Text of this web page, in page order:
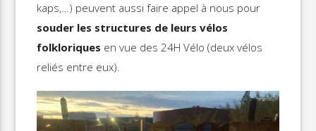
kaps,…) peuvent aussi faire appel à nous pour
souder les structures de leurs vélos
folkloriques en vue des 24H Vélo (deux vélos
reliés entre eux).